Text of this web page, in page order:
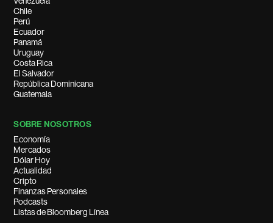
Chile
Perú
Ecuador
Panamá
Uruguay
Costa Rica
El Salvador
República Dominicana
Guatemala
SOBRE NOSOTROS
Economía
Mercados
Dólar Hoy
Actualidad
Cripto
Finanzas Personales
Podcasts
Listas de Bloomberg Línea